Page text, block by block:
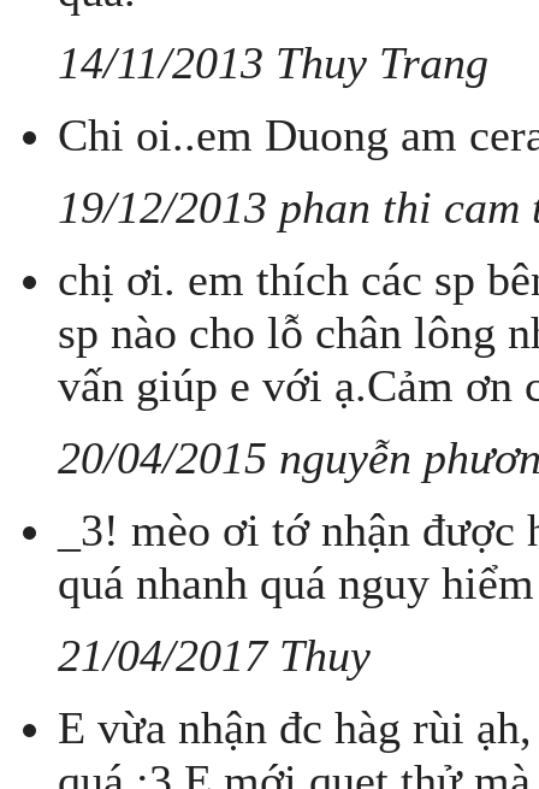
14/11/2013 Thuy Trang
Chi oi..em Duong am
19/12/2013 phan thi cam
chị ơi. em thích các sp
sp nào cho lỗ chân lông
vấn giúp e với ạ.Cảm ơn
20/04/2015 nguyễn
_3! mèo ơi tớ nhận
quá nhanh quá nguy hiểm
21/04/2017 Thuy
E vừa nhận đc hàg rùi